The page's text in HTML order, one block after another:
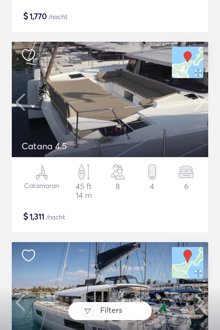
Filters
$1,770 /nacht
Catana 4.5
Catamaran
45 ft
14 m
8 4 6
$1,311 /nacht